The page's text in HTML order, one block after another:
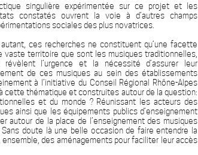
singulière expérimentée sur ce projet et les
constatés ouvrent la voie à d’autres champs
sociales des plus novatrices.
autant, ces recherches ne constituent qu’une facette
vaste territoire que sont les musiques traditionnelles,
révèlent l’urgence et la nécessité d’assurer leur
de ces musiques au sein des établissements
à l’initiative du Conseil Régional Rhône-Alpes
cette thématique et construites autour de la question:
et du monde ? Réunissant les acteurs des
ainsi que les équipements publics d’enseignement
autour de la place de l’enseignement des musiques
doute là une belle occasion de faire entendre la
des aménagements pour faciliter leur accès